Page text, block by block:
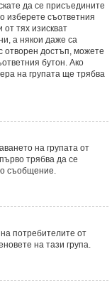
да се присъедините
изберете съответния
тях изискват
а някои даже са
отворен достъп, можете
бутон. Ако
на групата ще трябва
на групата от
трябва да се
съобщение.
потребителите от
на тази група.